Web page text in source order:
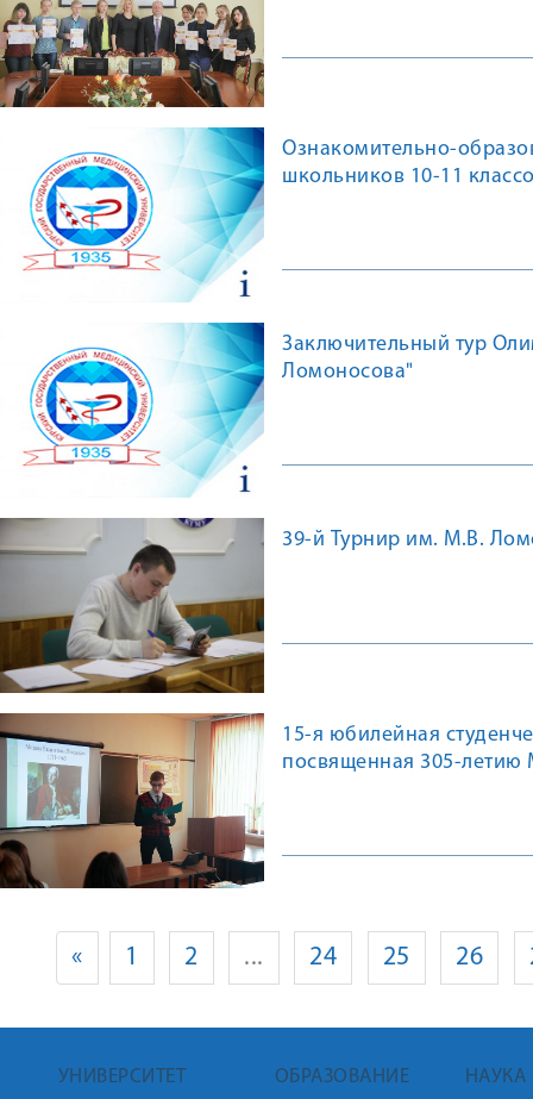
Ознакомительно-
школьников 10-11
Заключительный тур
Ломоносова"
39-й Турнир им. М.В.
15-я юбилейная
посвященная 305-
« 1 2 ... 24 25 26
УНИВЕРСИТЕТ ОБРАЗОВАНИЕ НАУКА